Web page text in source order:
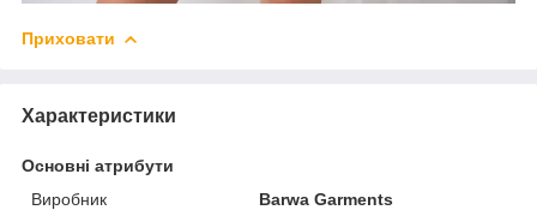
Приховати
Характеристики
Основні атрибути
Виробник
Barwa Garments